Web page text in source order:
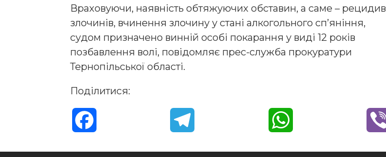
Враховуючи, наявність обтяжуючих обставин, а саме – рецидив
злочинів, вчинення злочину у стані алкогольного сп’яніння,
судом призначено винній особі покарання у виді 12 років
позбавлення волі, повідомляє прес-служба прокуратури
Тернопільської області.
Поділитися: